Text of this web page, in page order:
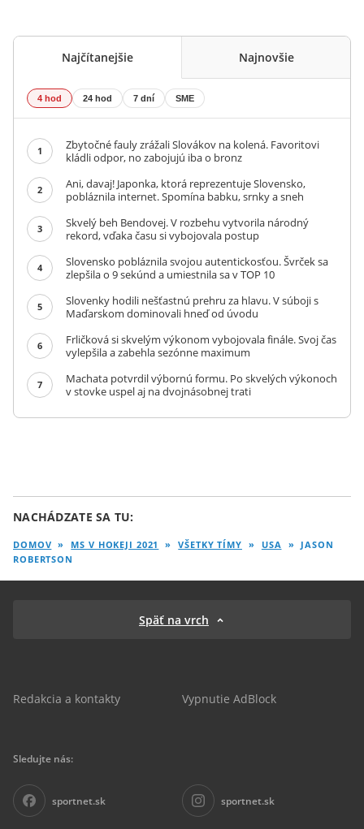
Najčítanejšie Najnovšie
4 hod 24 hod 7 dní SME
1
Zbytočné fauly zrážali Slovákov na kolená. Favoritovi
kládli odpor, no zabojujú iba o bronz
2
Ani, davaj! Japonka, ktorá reprezentuje Slovensko,
pobláznila internet. Spomína babku, srnky a sneh
3
Skvelý beh Bendovej. V rozbehu vytvorila národný
rekord, vďaka času si vybojovala postup
4
Slovensko pobláznila svojou autentickosťou. Švrček sa
zlepšila o 9 sekúnd a umiestnila sa v TOP 10
5
Slovenky hodili nešťastnú prehru za hlavu. V súboji s
Maďarskom dominovali hneď od úvodu
6
Frličková si skvelým výkonom vybojovala finále. Svoj čas
vylepšila a zabehla sezónne maximum
7
Machata potvrdil výbornú formu. Po skvelých výkonoch
v stovke uspel aj na dvojnásobnej trati
NACHÁDZATE SA TU:
DOMOV » MS V HOKEJI 2021 » VŠETKY TÍMY » USA » JASON
ROBERTSON
Späť na vrch
Redakcia a kontakty Vypnutie AdBlock
Sledujte nás:
sportnet.sk sportnet.sk